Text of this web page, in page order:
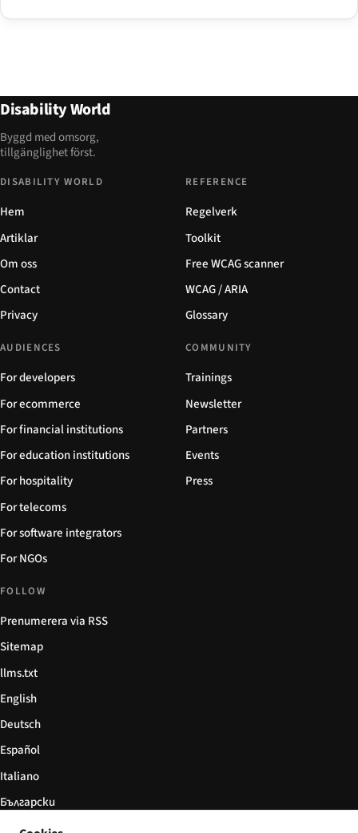
Disability World
Byggd med omsorg,
tillgänglighet först.
DISABILITY WORLD
Hem
Artiklar
Om oss
Contact
Privacy
REFERENCE
Regelverk
Toolkit
Free WCAG scanner
WCAG / ARIA
Glossary
AUDIENCES
For developers
For ecommerce
For financial institutions
For education institutions
For hospitality
For telecoms
For software integrators
For NGOs
COMMUNITY
Trainings
Newsletter
Partners
Events
Press
FOLLOW
Prenumerera via RSS
Sitemap
llms.txt
English
Deutsch
Español
Italiano
Български
简体中文